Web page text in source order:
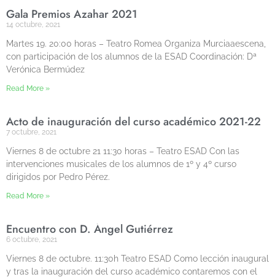
Gala Premios Azahar 2021
14 octubre, 2021
Martes 19. 20:00 horas – Teatro Romea Organiza Murciaaescena,
con participación de los alumnos de la ESAD Coordinación: Dª
Verónica Bermúdez
Read More »
Acto de inauguración del curso académico 2021-22
7 octubre, 2021
Viernes 8 de octubre 21 11:30 horas – Teatro ESAD Con las
intervenciones musicales de los alumnos de 1º y 4º curso
dirigidos por Pedro Pérez.
Read More »
Encuentro con D. Ángel Gutiérrez
6 octubre, 2021
Viernes 8 de octubre. 11:30h Teatro ESAD Como lección inaugural
y tras la inauguración del curso académico contaremos con el